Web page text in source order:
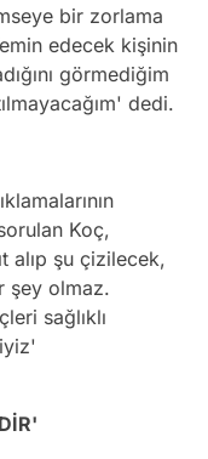
bir zorlama
edecek kişinin
görmediğim
dedi.
Koç,
alıp şu çizilecek,
şey olmaz.
sağlıklı